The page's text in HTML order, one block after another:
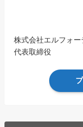
株式会社エルフォー
代表取締役